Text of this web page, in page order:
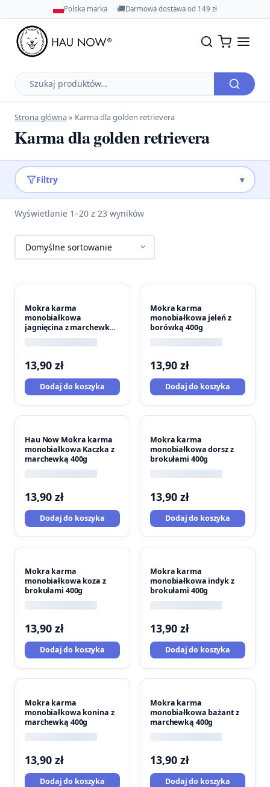
Polska marka 🚚Darmowa dostawa od 149 zł
Szukaj
produktów
Strona główna» Karma dla golden retrievera
Karma dla golden retrievera
Filtry ▾
Wyświetlanie 1–20 z 23 wyników
Mokra karma
monobiałkowa
jagnięcina z marchewką
13,90 zł
Dodaj do koszyka
Mokra karma
monobiałkowa jeleń z
borówką 400g
13,90 zł
Dodaj do koszyka
Hau Now Mokra karma
monobiałkowa Kaczka z
marchewką 400g
13,90 zł
Dodaj do koszyka
Mokra karma
monobiałkowa dorsz z
brokułami 400g
13,90 zł
Dodaj do koszyka
Mokra karma
monobiałkowa koza z
brokułami 400g
13,90 zł
Dodaj do koszyka
Mokra karma
monobiałkowa indyk z
brokułami 400g
13,90 zł
Dodaj do koszyka
Mokra karma
monobiałkowa konina z
marchewką 400g
13,90 zł
Dodaj do koszyka
Mokra karma
monobiałkowa bażant z
marchewką 400g
13,90 zł
Dodaj do koszyka